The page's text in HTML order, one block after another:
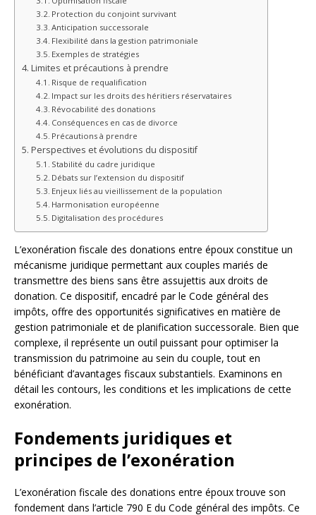
Protection du conjoint survivant
Anticipation successorale
Flexibilité dans la gestion patrimoniale
Exemples de stratégies
Limites et précautions à prendre
Risque de requalification
Impact sur les droits des héritiers réservataires
Révocabilité des donations
Conséquences en cas de divorce
Précautions à prendre
Perspectives et évolutions du dispositif
Stabilité du cadre juridique
Débats sur l’extension du dispositif
Enjeux liés au vieillissement de la population
Harmonisation européenne
Digitalisation des procédures
L’exonération fiscale des donations entre époux constitue un
mécanisme juridique permettant aux couples mariés de
transmettre des biens sans être assujettis aux droits de
donation. Ce dispositif, encadré par le Code général des
impôts, offre des opportunités significatives en matière de
gestion patrimoniale et de planification successorale. Bien que
complexe, il représente un outil puissant pour optimiser la
transmission du patrimoine au sein du couple, tout en
bénéficiant d’avantages fiscaux substantiels. Examinons en
détail les contours, les conditions et les implications de cette
exonération.
Fondements juridiques et
principes de l’exonération
L’exonération fiscale des donations entre époux trouve son
fondement dans l’article 790 E du Code général des impôts. Ce